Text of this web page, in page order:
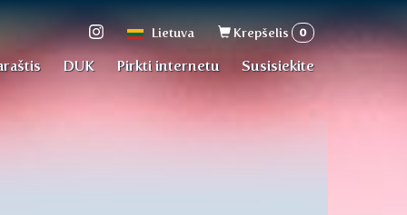
Lietuva
Paieškos
forma
Krepšelis 0
DUK Pirkti internetu Susisiekite